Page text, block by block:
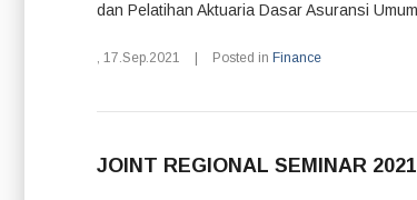
dan Pelatihan Aktuaria Dasar Asuransi
, 17.Sep.2021 Posted in Finance
JOINT REGIONAL SEMINAR 2021